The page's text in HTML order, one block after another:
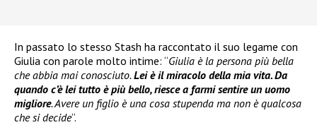
In passato lo stesso Stash ha raccontato il suo legame con
Giulia con parole molto intime: “Giulia è la persona più bella
che abbia mai conosciuto.Lei è il miracolo della mia vita. Da
quando c’è lei tutto è più bello, riesce a farmi sentire un uomo
migliore. Avere un figlio è una cosa stupenda ma non è qualcosa
che si decide”.